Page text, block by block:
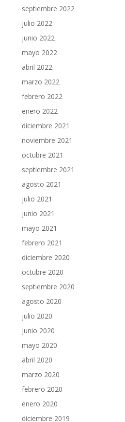
septiembre 2022
julio 2022
junio 2022
mayo 2022
abril 2022
marzo 2022
febrero 2022
enero 2022
diciembre 2021
noviembre 2021
octubre 2021
septiembre 2021
agosto 2021
julio 2021
junio 2021
mayo 2021
febrero 2021
diciembre 2020
octubre 2020
septiembre 2020
agosto 2020
julio 2020
junio 2020
mayo 2020
abril 2020
marzo 2020
febrero 2020
enero 2020
diciembre 2019